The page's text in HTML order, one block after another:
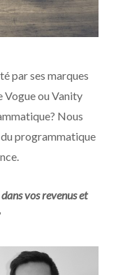
par ses marques
Vogue ou Vanity
Nous
programmatique
vos revenus et